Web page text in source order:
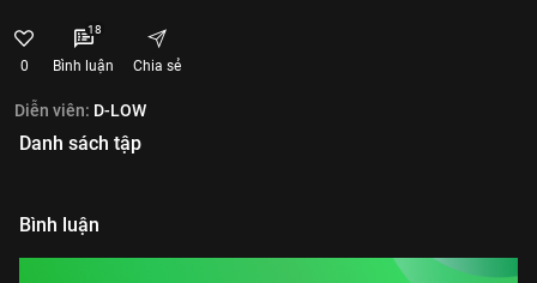
0
18
Bình luận Chia sẻ
Diễn viên: D-LOW
Danh sách tập
Bình luận